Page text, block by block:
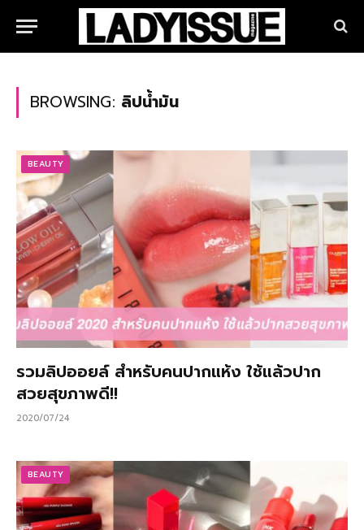
BROWSING: ลิปน้ำมัน
BEAUTY
รวมลิปออยล์ สำหรับคนปากแห้ง ใช้แล้วปาก
สวยสุขภาพดี!!
2020/07/24
BEAUTY